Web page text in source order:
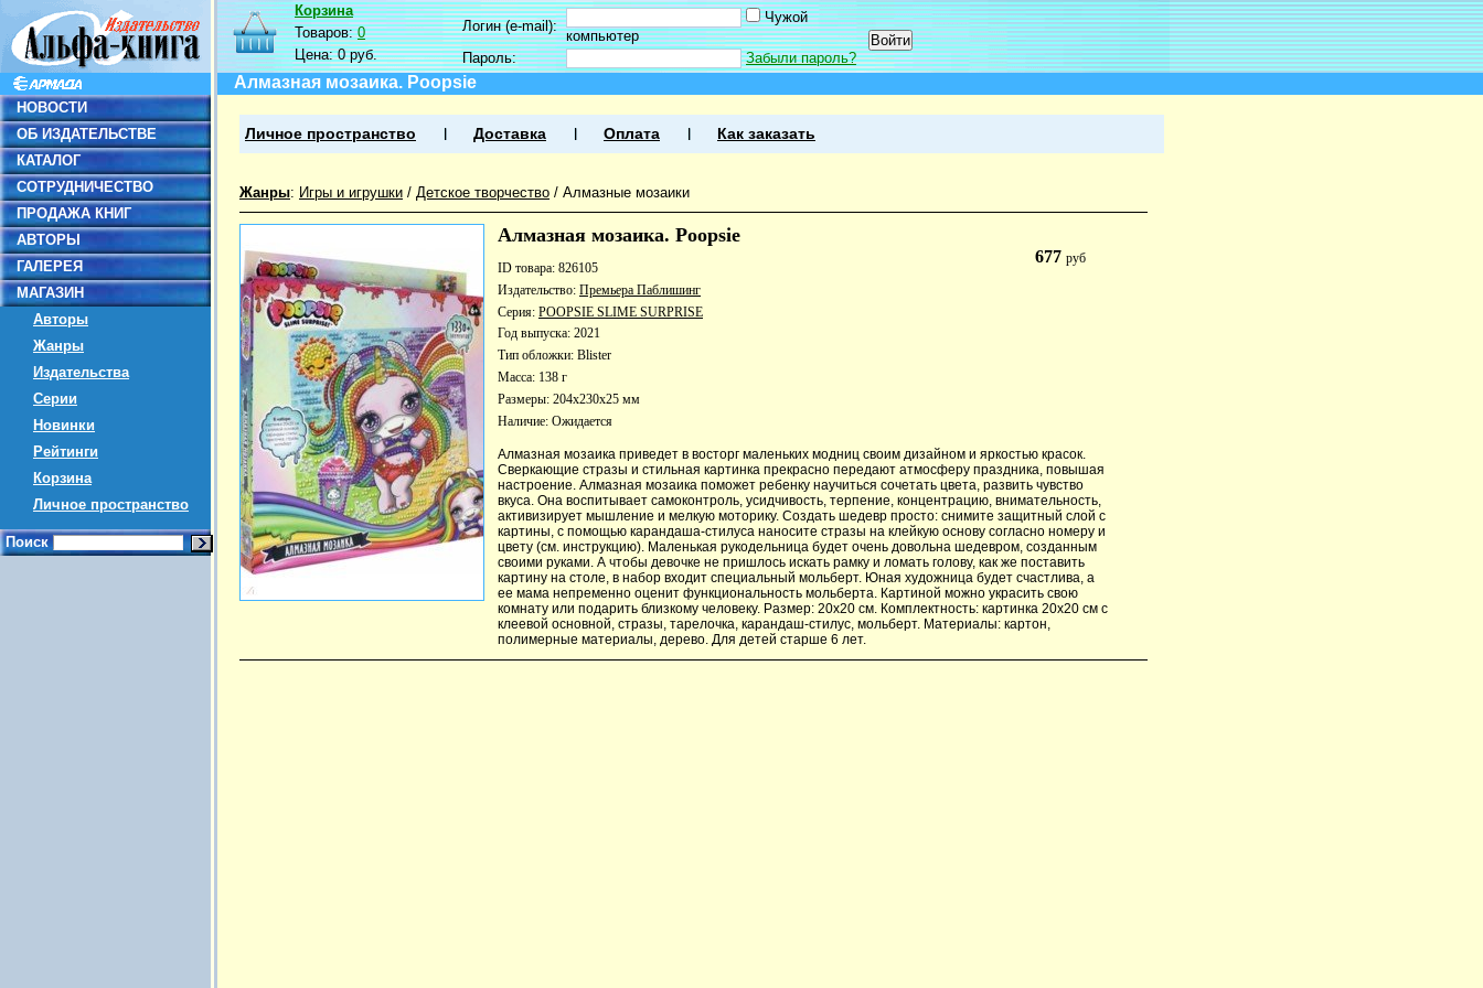
НОВОСТИ
ОБ ИЗДАТЕЛЬСТВЕ
КАТАЛОГ
СОТРУДНИЧЕСТВО
ПРОДАЖА КНИГ
АВТОРЫ
ГАЛЕРЕЯ
МАГАЗИН
Авторы
Жанры
Издательства
Серии
Новинки
Рейтинги
Корзина
Личное пространство
Поиск
Корзина
Товаров:0
Цена:0 руб.
Логин (e-mail):
Чужой
компьютер
Пароль:
Забыли пароль?
Алмазная мозаика. Poopsie
Личное пространство Доставка Оплата Как заказать
Жанры: Игры и игрушки / Детское творчество / Алмазные мозаики
Алмазная мозаика. Poopsie
677руб
ID товара: 826105
Издательство: Премьера Паблишинг
Серия: POOPSIE SLIME SURPRISE
Год выпуска: 2021
Тип обложки: Blister
Масса: 138 г
Размеры: 204x230x25 мм
Наличие: Ожидается
Алмазная мозаика приведет в восторг маленьких модниц своим дизайном и яркостью красок.
Сверкающие стразы и стильная картинка прекрасно передают атмосферу праздника, повышая
настроение. Алмазная мозаика поможет ребенку научиться сочетать цвета, развить чувство
вкуса. Она воспитывает самоконтроль, усидчивость, терпение, концентрацию, внимательность,
активизирует мышление и мелкую моторику. Создать шедевр просто: снимите защитный слой с
картины, с помощью карандаша-стилуса наносите стразы на клейкую основу согласно номеру и
цвету (см. инструкцию). Маленькая рукодельница будет очень довольна шедевром, созданным
своими руками. А чтобы девочке не пришлось искать рамку и ломать голову, как же поставить
картину на столе, в набор входит специальный мольберт. Юная художница будет счастлива, а
ее мама непременно оценит функциональность мольберта. Картиной можно украсить свою
комнату или подарить близкому человеку. Размер: 20х20 см. Комплектность: картинка 20х20 см с
клеевой основной, стразы, тарелочка, карандаш-стилус, мольберт. Материалы: картон,
полимерные материалы, дерево. Для детей старше 6 лет.